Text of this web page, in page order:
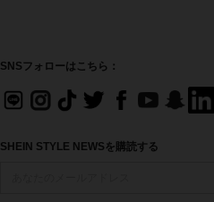
SNSフォローはこちら：
SHEIN STYLE NEWSを購読する